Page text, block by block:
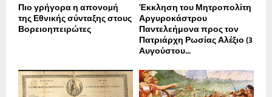
Πιο γρήγορα η απονοµή
της Εθνικής σύνταξης στους
Βορειοηπειρώτες
Έκκληση του Μητροπολίτη
Αργυροκάστρου
Παντελεήμονα προς τον
Πατριάρχη Ρωσίας Αλέξιο (3
Αυγούστου...